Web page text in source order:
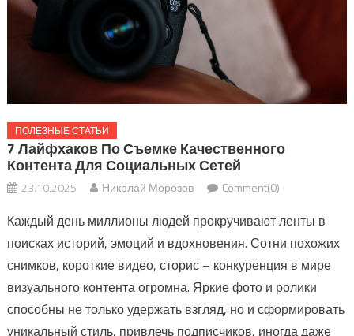
ПОЛЕЗНЫЕ СТАТЬИ
7 Лайфхаков По Съемке Качественного
Контента Для Социальных Сетей
23.10.2025 Николай Морозов Comment(0)
Каждый день миллионы людей прокручивают ленты в
поисках историй, эмоций и вдохновения. Сотни похожих
снимков, короткие видео, сторис – конкуренция в мире
визуального контента огромна. Яркие фото и ролики
способны не только удержать взгляд, но и сформировать
уникальный стиль, привлечь подписчиков, иногда даже